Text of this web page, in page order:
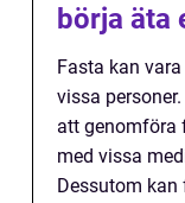
börja äta
Fasta kan
vissa
att genomföra
med vissa
Dessutom